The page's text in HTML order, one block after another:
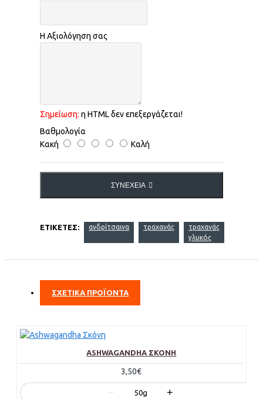
Η Αξιολόγηση σας
Σημείωση: η HTML δεν επεξεργάζεται!
Βαθμολογία
Κακή
Καλή
ΣΥΝΈΧΕΙΑ
ΕΤΙΚΈΤΕΣ: ανδρίτσαινα τραχανάς
τραχανάς
γλυκός
ΣΧΕΤΙΚΑ ΠΡΟΪΟΝΤΑ
ASHWAGANDHA ΣΚΌΝΗ
3,50€
− 50g +